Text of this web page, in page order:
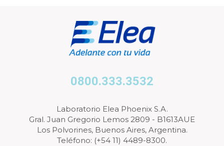
0800.333.3532
Laboratorio Elea Phoenix S.A.
Gral. Juan Gregorio Lemos 2809 - B1613AUE
Los Polvorines, Buenos Aires, Argentina.
Teléfono: (+54 11) 4489-8300.